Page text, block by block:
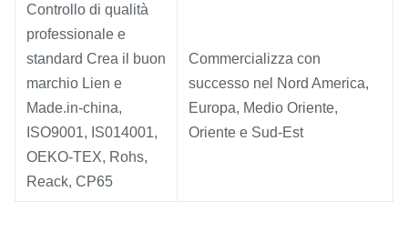
Controllo di qualità
professionale e
standard Crea il buon
marchio Lien e
Made.in-china,
ISO9001, IS014001,
OEKO-TEX, Rohs,
Reack, CP65
Commercializza con
successo nel Nord America,
Europa, Medio Oriente,
Oriente e Sud-Est